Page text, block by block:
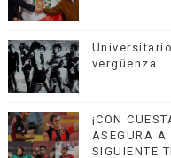
vergüenza
¡CON
ASEGURA A
SIGUIENTE